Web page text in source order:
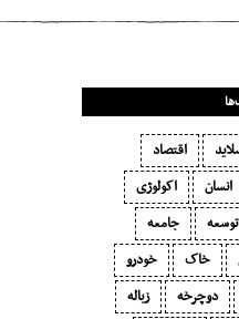
اقتصاد
انسان
اکولوژی
توسعه
جامعه
خاک
خودرو
دوچرخه
زباله